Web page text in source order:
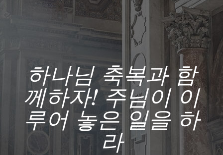
하나님 축복과 함
께하자! 주님이 이
루어 놓은 일을 하
라